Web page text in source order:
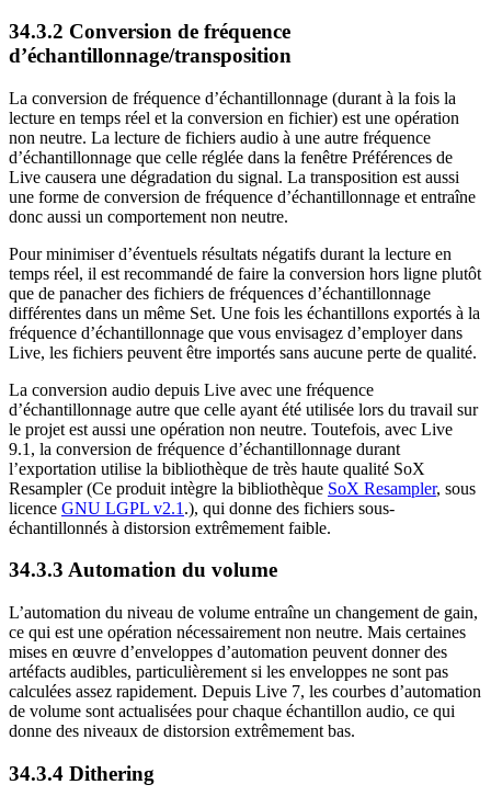
34.3.2 Conversion de fréquence
d’échantillonnage/transposition
La conversion de fréquence d’échantillonnage (durant à la fois la
lecture en temps réel et la conversion en fichier) est une opération
non neutre. La lecture de fichiers audio à une autre fréquence
d’échantillonnage que celle réglée dans la fenêtre Préférences de
Live causera une dégradation du signal. La transposition est aussi
une forme de conversion de fréquence d’échantillonnage et entraîne
donc aussi un comportement non neutre.
Pour minimiser d’éventuels résultats négatifs durant la lecture en
temps réel, il est recommandé de faire la conversion hors ligne plutôt
que de panacher des fichiers de fréquences d’échantillonnage
différentes dans un même Set. Une fois les échantillons exportés à la
fréquence d’échantillonnage que vous envisagez d’employer dans
Live, les fichiers peuvent être importés sans aucune perte de qualité.
La conversion audio depuis Live avec une fréquence
d’échantillonnage autre que celle ayant été utilisée lors du travail sur
le projet est aussi une opération non neutre. Toutefois, avec Live
9.1, la conversion de fréquence d’échantillonnage durant
l’exportation utilise la bibliothèque de très haute qualité SoX
Resampler(Ce produit intègre la bibliothèque SoX Resampler, sous
licence GNU LGPL v2.1 .), qui donne des fichiers sous-
échantillonnés à distorsion extrêmement faible.
34.3.3 Automation du volume
L’automation du niveau de volume entraîne un changement de gain,
ce qui est une opération nécessairement non neutre. Mais certaines
mises en œuvre d’enveloppes d’automation peuvent donner des
artéfacts audibles, particulièrement si les enveloppes ne sont pas
calculées assez rapidement. Depuis Live 7, les courbes d’automation
de volume sont actualisées pour chaque échantillon audio, ce qui
donne des niveaux de distorsion extrêmement bas.
34.3.4 Dithering